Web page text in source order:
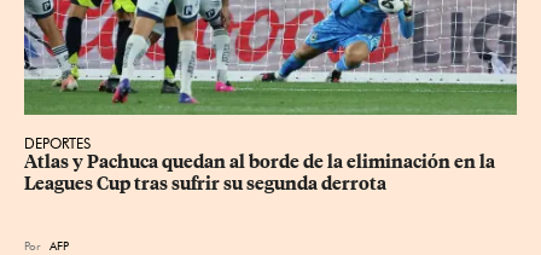
DEPORTES
Atlas y Pachuca quedan al borde de la eliminación en la
Leagues Cup tras sufrir su segunda derrota
Por AFP